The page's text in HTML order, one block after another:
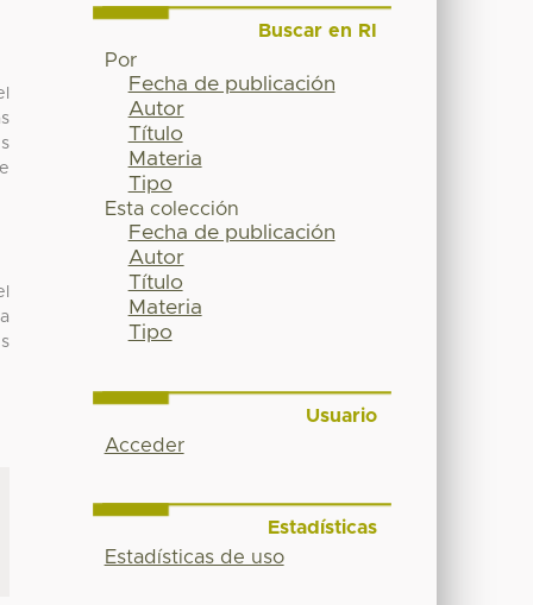
Buscar en RI
Por
Fecha de publicación
Autor
Título
Materia
Tipo
Esta colección
Fecha de publicación
Autor
Título
Materia
Tipo
Usuario
Acceder
Estadísticas
Estadísticas de uso